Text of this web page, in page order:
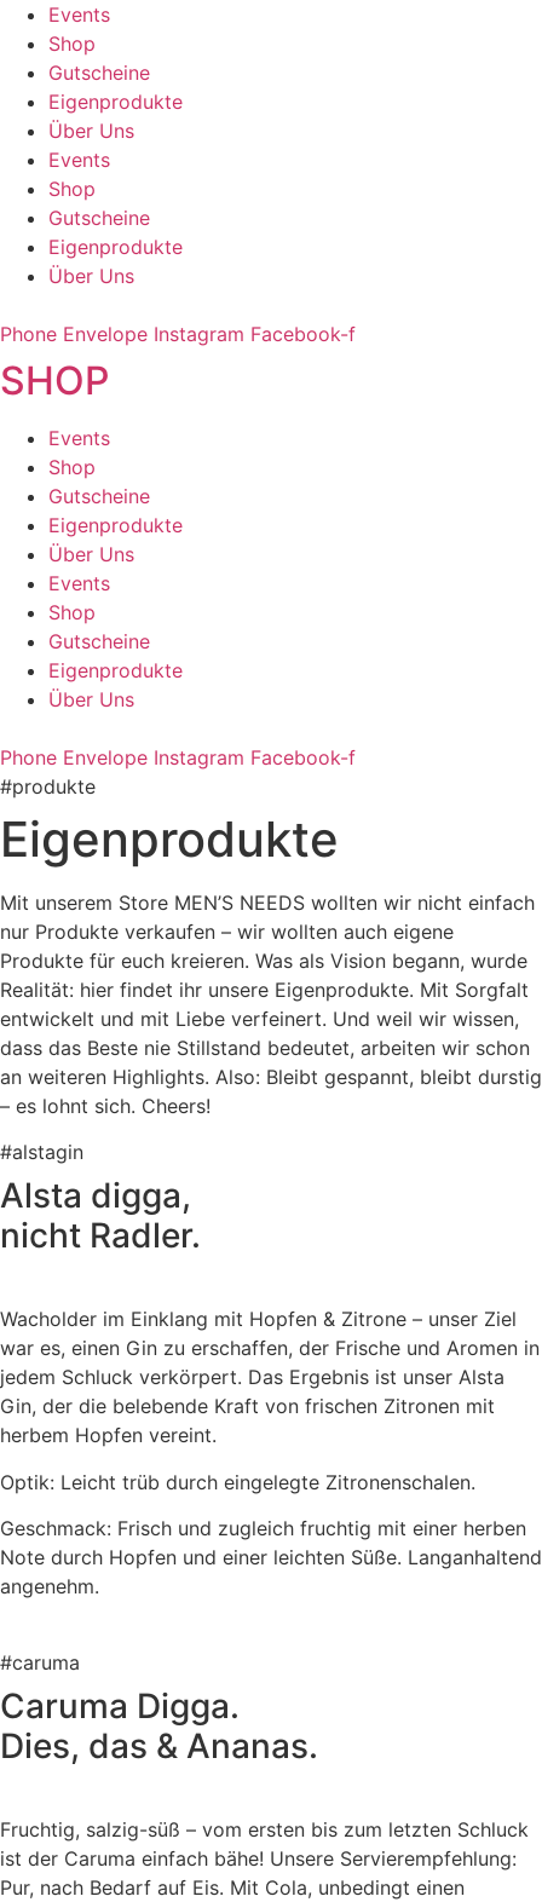
Zum
Inhalt
wechseln
Events
Shop
Gutscheine
Eigenprodukte
Über Uns
Events
Shop
Gutscheine
Eigenprodukte
Über Uns
Phone Envelope Instagram Facebook-f
SHOP
Events
Shop
Gutscheine
Eigenprodukte
Über Uns
Events
Shop
Gutscheine
Eigenprodukte
Über Uns
Phone Envelope Instagram Facebook-f
#produkte
Eigenprodukte
Mit unserem Store MEN’S NEEDS wollten wir nicht einfach
nur Produkte verkaufen – wir wollten auch eigene
Produkte für euch kreieren. Was als Vision begann, wurde
Realität: hier findet ihr unsere Eigenprodukte. Mit Sorgfalt
entwickelt und mit Liebe verfeinert. Und weil wir wissen,
dass das Beste nie Stillstand bedeutet, arbeiten wir schon
an weiteren Highlights. Also: Bleibt gespannt, bleibt durstig
– es lohnt sich. Cheers!
#alstagin
Alsta digga,
nicht Radler.
Wacholder im Einklang mit Hopfen & Zitrone – unser Ziel
war es, einen Gin zu erschaffen, der Frische und Aromen in
jedem Schluck verkörpert. Das Ergebnis ist unser Alsta
Gin, der die belebende Kraft von frischen Zitronen mit
herbem Hopfen vereint.
Optik: Leicht trüb durch eingelegte Zitronenschalen.
Geschmack: Frisch und zugleich fruchtig mit einer herben
Note durch Hopfen und einer leichten Süße. Langanhaltend
angenehm.
#caruma
Caruma Digga.
Dies, das & Ananas.
Fruchtig, salzig-süß – vom ersten bis zum letzten Schluck
ist der Caruma einfach bähe! Unsere Servierempfehlung:
Pur, nach Bedarf auf Eis. Mit Cola, unbedingt einen